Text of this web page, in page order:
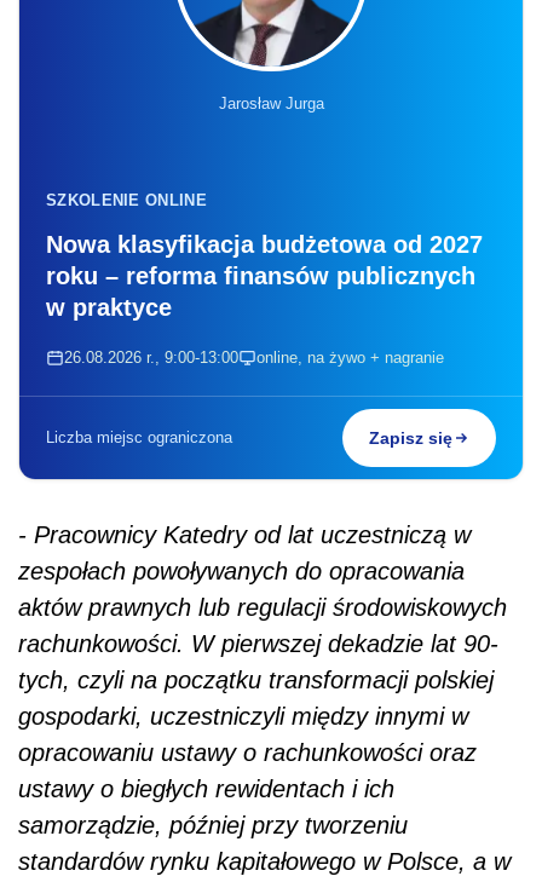
Jarosław Jurga
SZKOLENIE ONLINE
Nowa klasyfikacja budżetowa od 2027
roku – reforma finansów publicznych
w praktyce
26.08.2026 r., 9:00-13:00 online, na żywo + nagranie
Liczba miejsc ograniczona Zapisz się
- Pracownicy Katedry od lat uczestniczą w
zespołach powoływanych do opracowania
aktów prawnych lub regulacji środowiskowych
rachunkowości. W pierwszej dekadzie lat 90-
tych, czyli na początku transformacji polskiej
gospodarki, uczestniczyli między innymi w
opracowaniu ustawy o rachunkowości oraz
ustawy o biegłych rewidentach i ich
samorządzie, później przy tworzeniu
standardów rynku kapitałowego w Polsce, a w